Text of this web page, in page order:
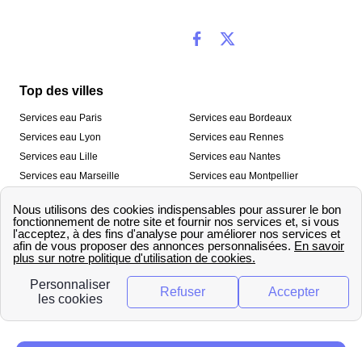
Top des villes
Services eau Paris
Services eau Lyon
Services eau Lille
Services eau Marseille
Services eau Toulon
Services eau Bordeaux
Services eau Rennes
Services eau Nantes
Services eau Montpellier
Services eau Strasbourg
Nos outils
🛁 Simulateur consommation eau
💧 Comparer les fournisseurs
d’eau